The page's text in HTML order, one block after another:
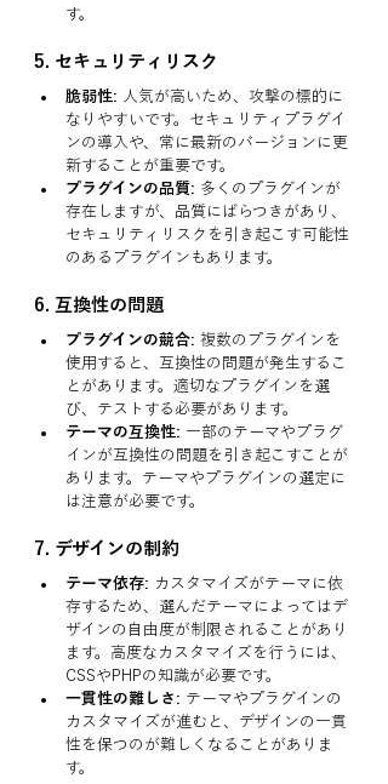
す。
5. セキュリティリスク
脆弱性: 人気が高いため、攻撃の標的に
なりやすいです。セキュリティプラグイ
ンの導入や、常に最新のバージョンに更
新することが重要です。
プラグインの品質: 多くのプラグインが
存在しますが、品質にばらつきがあり、
セキュリティリスクを引き起こす可能性
のあるプラグインもあります。
6. 互換性の問題
プラグインの競合: 複数のプラグインを
使用すると、互換性の問題が発生するこ
とがあります。適切なプラグインを選
び、テストする必要があります。
テーマの互換性: 一部のテーマやプラグ
インが互換性の問題を引き起こすことが
あります。テーマやプラグインの選定に
は注意が必要です。
7. デザインの制約
テーマ依存: カスタマイズがテーマに依
存するため、選んだテーマによってはデ
ザインの自由度が制限されることがあり
ます。高度なカスタマイズを行うには、
CSSやPHPの知識が必要です。
一貫性の難しさ: テーマやプラグインの
カスタマイズが進むと、デザインの一貫
性を保つのが難しくなることがありま
す。